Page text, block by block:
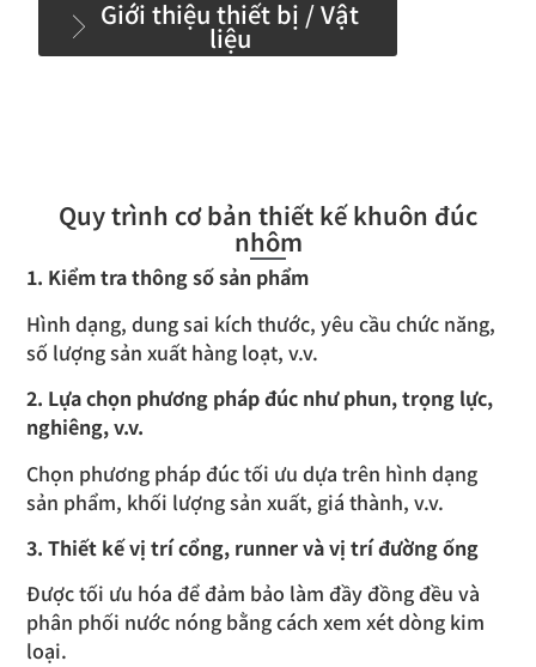
Giới thiệu thiết bị / Vật
liệu
Quy trình cơ bản thiết kế khuôn đúc
nhôm
1. Kiểm tra thông số sản phẩm
Hình dạng, dung sai kích thước, yêu cầu chức năng,
số lượng sản xuất hàng loạt, v.v.
2. Lựa chọn phương pháp đúc như phun, trọng lực,
nghiêng, v.v.
Chọn phương pháp đúc tối ưu dựa trên hình dạng
sản phẩm, khối lượng sản xuất, giá thành, v.v.
3. Thiết kế vị trí cổng, runner và vị trí đường ống
Được tối ưu hóa để đảm bảo làm đầy đồng đều và
phân phối nước nóng bằng cách xem xét dòng kim
loại.